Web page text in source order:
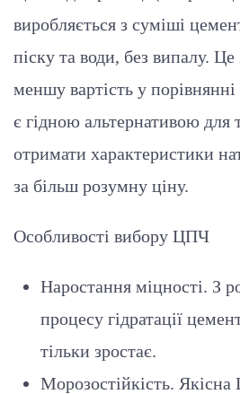
виробляється з суміші
піску та води, без випалу. Це
меншу вартість у
є гідною альтернативою для
отримати характеристики
за більш розумну ціну.
Особливості вибору ЦПЧ
Наростання міцності. З
процесу гідратації
тільки зростає.
Морозостійкість.